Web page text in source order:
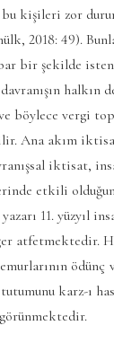
kişileri zor
2018: 49).
bir şekilde
halkın
böylece vergi
Ana akım
iktisat,
etkili
11. yüzyıl
atfetmektedir.
ödünç
karz-ı